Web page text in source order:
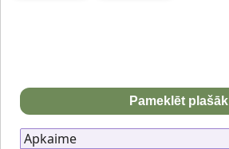
Pameklēt plašāk
Apkaime